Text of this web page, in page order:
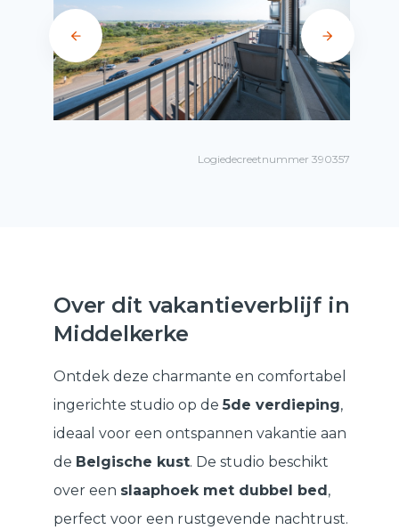
Logiedecreetnummer 390357
Over dit vakantieverblijf in
Middelkerke
Ontdek deze charmante en comfortabel
ingerichte studio op de5de verdieping,
ideaal voor een ontspannen vakantie aan
de Belgische kust. De studio beschikt
over een slaaphoek met dubbel bed ,
perfect voor een rustgevende nachtrust.